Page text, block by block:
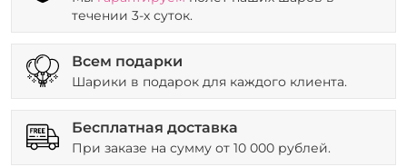
течении 3-х суток.
Всем подарки
Шарики в подарок для каждого клиента.
Бесплатная доставка
При заказе на сумму от 10 000 рублей.